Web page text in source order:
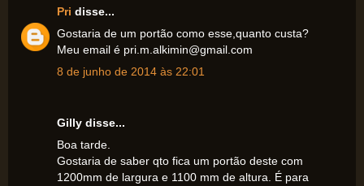
Pri disse...
Gostaria de um portão como esse,quanto custa?
Meu email é pri.m.alkimin@gmail.com
8 de junho de 2014 às 22:01
Gilly disse...
Boa tarde.
Gostaria de saber qto fica um portão deste com
1200mm de largura e 1100 mm de altura. É para